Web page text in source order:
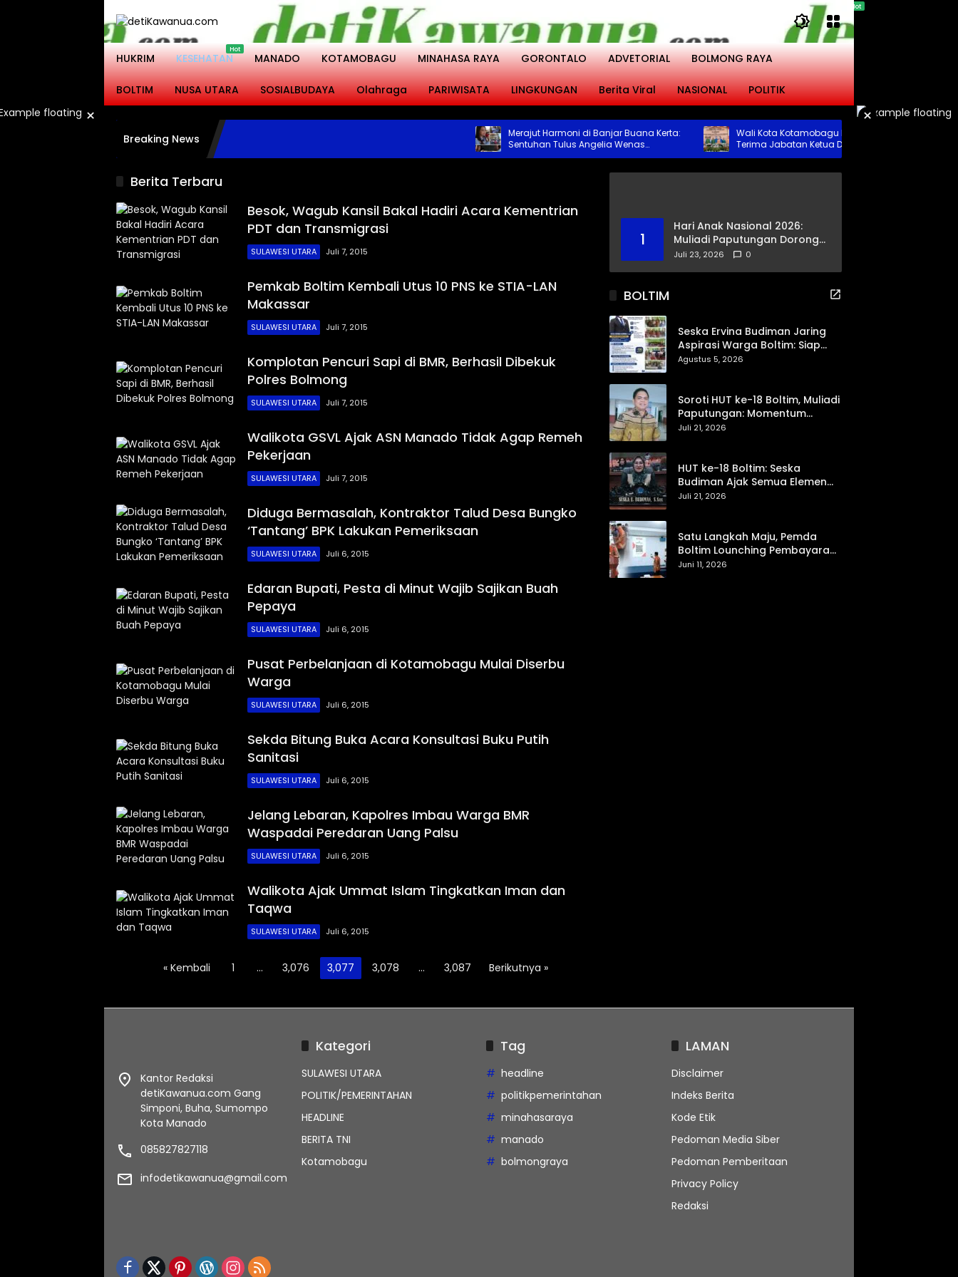
HUKRIM
KESEHATAN MANADO KOTAMOBAGU MINAHASA RAYA GORONTALO ADVETORIAL BOLMONG RAYA
BOLTIM NUSA UTARA SOSIALBUDAYA Olahraga PARIWISATA LINGKUNGAN Berita Viral NASIONAL POLITIK
× ×
Breaking News
Merajut Harmoni di Banjar Buana Kerta:
Sentuhan Tulus Angelia Wenas
Menjemput Aspirasi Warga Mopugad
Wali Kota Kotamobagu Hadiri Serah
Terima Jabatan Ketua DWP Periode 2026-
2031
Berita Terbaru
Besok, Wagub Kansil Bakal Hadiri Acara Kementrian
PDT dan Transmigrasi
SULAWESI UTARA Juli 7, 2015
Pemkab Boltim Kembali Utus 10 PNS ke STIA-LAN
Makassar
SULAWESI UTARA Juli 7, 2015
Komplotan Pencuri Sapi di BMR, Berhasil Dibekuk
Polres Bolmong
SULAWESI UTARA Juli 7, 2015
Walikota GSVL Ajak ASN Manado Tidak Agap Remeh
Pekerjaan
SULAWESI UTARA Juli 7, 2015
Diduga Bermasalah, Kontraktor Talud Desa Bungko
‘Tantang’ BPK Lakukan Pemeriksaan
SULAWESI UTARA Juli 6, 2015
Edaran Bupati, Pesta di Minut Wajib Sajikan Buah
Pepaya
SULAWESI UTARA Juli 6, 2015
Pusat Perbelanjaan di Kotamobagu Mulai Diserbu
Warga
SULAWESI UTARA Juli 6, 2015
Sekda Bitung Buka Acara Konsultasi Buku Putih
Sanitasi
SULAWESI UTARA Juli 6, 2015
Jelang Lebaran, Kapolres Imbau Warga BMR
Waspadai Peredaran Uang Palsu
SULAWESI UTARA Juli 6, 2015
Walikota Ajak Ummat Islam Tingkatkan Iman dan
Taqwa
SULAWESI UTARA Juli 6, 2015
Paginasi« Kembali 1 … 3,076 3,077 3,078 … 3,087 Berikutnya »
1
Hari Anak Nasional 2026:
Muliadi Paputungan Dorong
Pemerataan Akses
Juli 23, 2026 0
BOLTIM
Seska Ervina Budiman Jaring
Aspirasi Warga Boltim: Siap
Perjuangkan IPR, Jalan Trans,
Agustus 5, 2026
Soroti HUT ke-18 Boltim, Muliadi
Paputungan: Momentum
Refleksi Menuju Daerah Mandiri
Juli 21, 2026
HUT ke-18 Boltim: Seska
Budiman Ajak Semua Elemen
Bersinergi untuk Kemajuan
Juli 21, 2026
Satu Langkah Maju, Pemda
Boltim Lounching Pembayaran
PBB Lewat Scan Qris
Juni 11, 2026
Kantor Redaksi
detiKawanua.com Gang
Simponi, Buha, Sumompo
Kota Manado
085827827118
infodetikawanua@gmail.com
Kategori
SULAWESI UTARA
POLITIK/PEMERINTAHAN
HEADLINE
BERITA TNI
Kotamobagu
Tag
headline
politikpemerintahan
minahasaraya
manado
bolmongraya
LAMAN
Disclaimer
Indeks Berita
Kode Etik
Pedoman Media Siber
Pedoman Pemberitaan
Privacy Policy
Redaksi